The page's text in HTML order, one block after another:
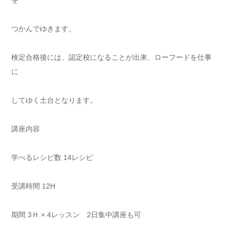
つかんでゆきます。
検定合格後には、認定校になることが出来、ローフードを仕事
に
してゆく土台となります。
講座内容
学べるレシピ数 14レシピ
受講時間 12H
期間 3Ｈ × 4レッスン 2日集中講座も可